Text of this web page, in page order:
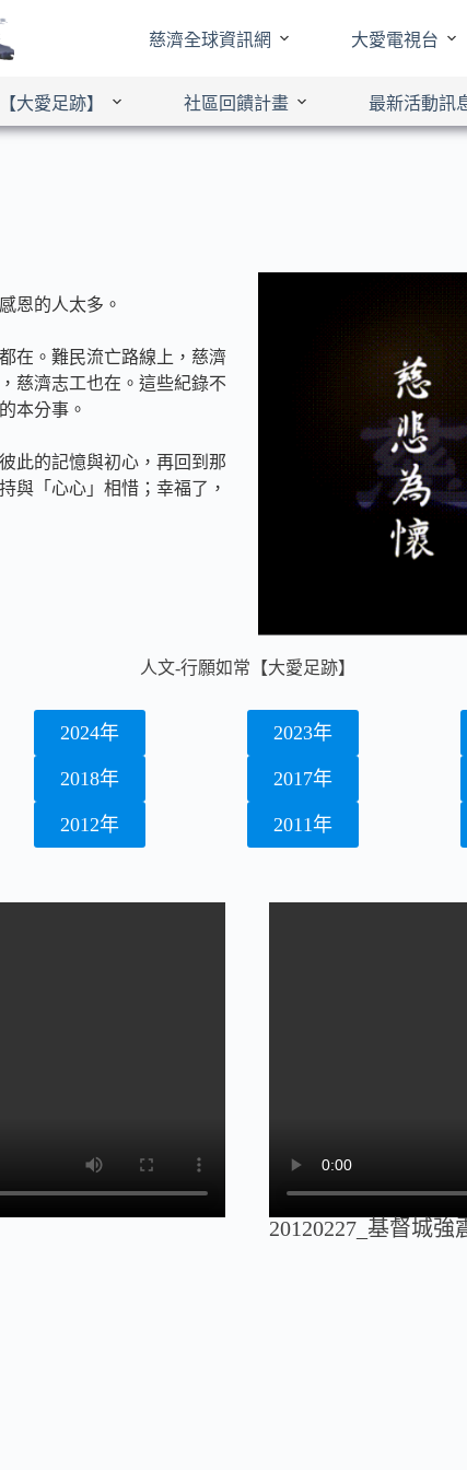
慈濟全球資訊網 大愛電視台
大愛足跡】 社區回饋計畫 最新活動訊
恩的人太多。
在。難民流亡路線上，慈濟
慈濟志工也在。這些紀錄不
本分事。
此的記憶與初心，再回到那
與「心心」相惜；幸福了，
人文-行願如常【大愛足跡】
2024年 2023年
2018年 2017年
2012年 2011年
20120227_基督城